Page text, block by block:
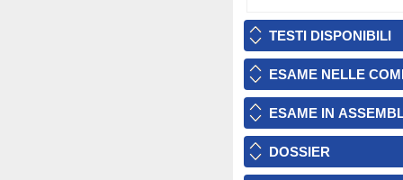
TESTI DISPONIBILI
ESAME NELLE
ESAME IN
DOSSIER